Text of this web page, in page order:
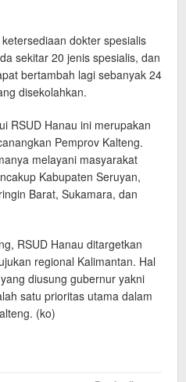
dokter spesialis
sekitar 20 jenis spesialis, dan
bertambah lagi sebanyak 24
disekolahkan.
RSUD Hanau ini merupakan
Pemprov Kalteng.
melayani masyarakat
Kabupaten Seruyan,
Barat, Sukamara, dan
RSUD Hanau ditargetkan
regional Kalimantan. Hal
diusung gubernur yakni
satu prioritas utama dalam
(ko)